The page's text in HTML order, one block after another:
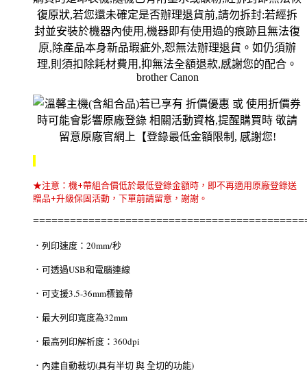
★注意：機+帶組合價低於最低登錄金額時，即不再適用原廠登錄送
贈品+升級保固活動，下單前請留意，謝謝。
．列印速度：20mm/秒
．可透過USB和電腦連線
．可支援3.5-36mm標籤帶
．最大列印寬度為32mm
．最高列印解析度：360dpi
．內建自動裁切(具有半切 與 全切的功能)